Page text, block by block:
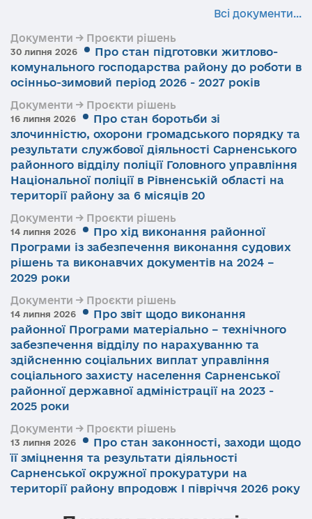
Всі документи...
Документи → Проєкти рішень
30 липня 2026
Про стан підготовки житлово-
комунального господарства району до роботи в
осінньо-зимовий період 2026 - 2027 років
Документи → Проєкти рішень
16 липня 2026
Про стан боротьби зі
злочинністю, охорони громадського порядку та
результати службової діяльності Сарненського
районного відділу поліції Головного управління
Національної поліції в Рівненській області на
території району за 6 місяців 20
Документи → Проєкти рішень
14 липня 2026
Про хід виконання районної
Програми із забезпечення виконання судових
рішень та виконавчих документів на 2024 –
2029 роки
Документи → Проєкти рішень
14 липня 2026
Про звіт щодо виконання
районної Програми матеріально – технічного
забезпечення відділу по нарахуванню та
здійсненню соціальних виплат управління
соціального захисту населення Сарненської
районної державної адміністрації на 2023 -
2025 роки
Документи → Проєкти рішень
13 липня 2026
Про стан законності, заходи щодо
її зміцнення та результати діяльності
Сарненської окружної прокуратури на
території району впродовж І півріччя 2026 року